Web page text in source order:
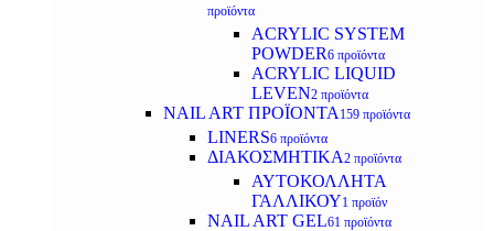
προϊόντα
ACRYLIC SYSTEM
POWDER6 προϊόντα
ACRYLIC LIQUID
LEVEN2 προϊόντα
NAIL ART ΠΡΟΪΟΝΤΑ 159 προϊόντα
LINERS6 προϊόντα
ΔΙΑΚΟΣΜΗΤΙΚΑ2 προϊόντα
ΑΥΤΟΚΟΛΛΗΤΑ
ΓΑΛΛΙΚΟΥ1 προϊόν
NAIL ART GEL61 προϊόντα